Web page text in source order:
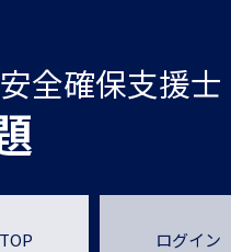
全確保支援士
ログイン